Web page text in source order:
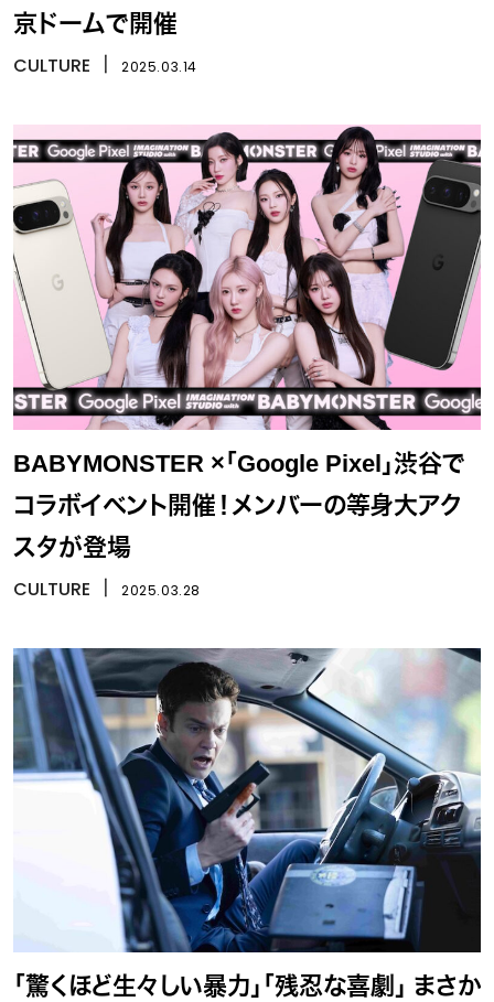
京ドームで開催
CULTURE 2025.03.14
BABYMONSTER ×「Google Pixel」渋谷で
コラボイベント開催！メンバーの等身大アク
スタが登場
CULTURE 2025.03.28
「驚くほど生々しい暴力」「残忍な喜劇」 まさか